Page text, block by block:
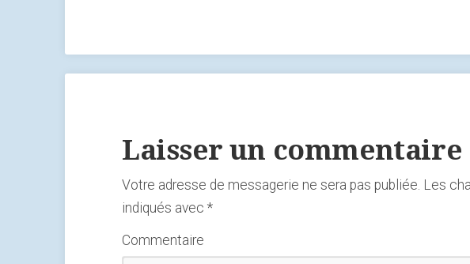
Laisser un commentaire
Votre adresse de messagerie ne sera pas publiée. Les
indiqués avec *
Commentaire